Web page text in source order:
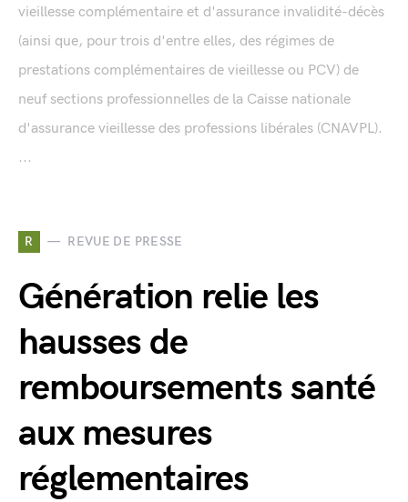
vieillesse complémentaire et d'assurance invalidité-décès
(ainsi que, pour trois d'entre elles, des régimes de
prestations complémentaires de vieillesse ou PCV) de
neuf sections professionnelles de la Caisse nationale
d'assurance vieillesse des professions libérales (CNAVPL).
...
R REVUE DE PRESSE
Génération relie les
hausses de
remboursements santé
aux mesures
réglementaires